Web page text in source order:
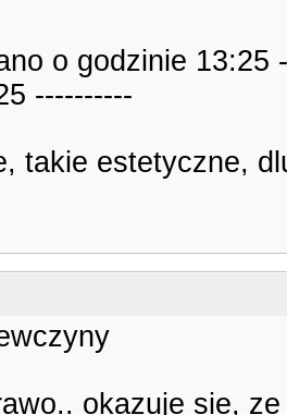
o godzinie 13:25
----------
takie estetyczne,
okazuje sie,